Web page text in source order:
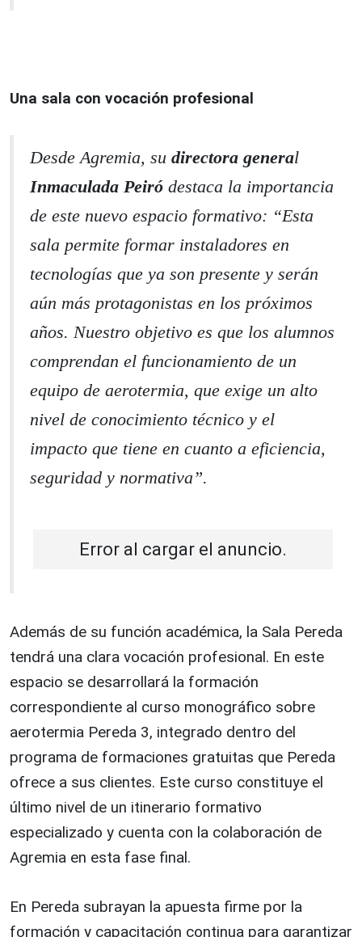
Una sala con vocación profesional
Desde Agremia, su directora general
Inmaculada Peiró destaca la importancia
de este nuevo espacio formativo: “Esta
sala permite formar instaladores en
tecnologías que ya son presente y serán
aún más protagonistas en los próximos
años. Nuestro objetivo es que los alumnos
comprendan el funcionamiento de un
equipo de aerotermia, que exige un alto
nivel de conocimiento técnico y el
impacto que tiene en cuanto a eficiencia,
seguridad y normativa”.
Error al cargar el anuncio.
Además de su función académica, la Sala Pereda
tendrá una clara vocación profesional. En este
espacio se desarrollará la formación
correspondiente al curso monográfico sobre
aerotermia Pereda 3, integrado dentro del
programa de formaciones gratuitas que Pereda
ofrece a sus clientes. Este curso constituye el
último nivel de un itinerario formativo
especializado y cuenta con la colaboración de
Agremia en esta fase final.
En Pereda subrayan la apuesta firme por la
formación y capacitación continua para garantizar